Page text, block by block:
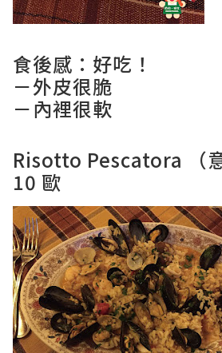
食後感：好吃！
－外皮很脆
－內裡很軟
Risotto Pescatora （
10 歐